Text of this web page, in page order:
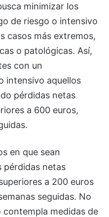
minimizar los
de riesgo o intensivo
casos más extremos,
o patológicas. Así,
con un
intensivo aquellos
pérdidas netas
a 600 euros,
en que sean
pérdidas netas
a 200 euros
seguidas. No
contempla medidas de